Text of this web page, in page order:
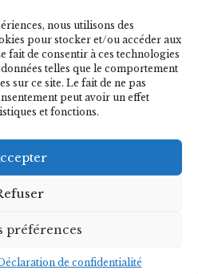
nous utilisons des
pour stocker et/ou accéder aux
fait de consentir à ces technologies
telles que le comportement
sur ce site. Le fait de ne pas
peut avoir un effet
et fonctions.
préférences
de confidentialité
- Tous droits réservés
de confidentialité
conseil en communication